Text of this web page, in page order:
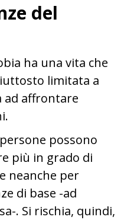
del
ha una vita che
limitata a
ad affrontare
possono
più in grado di
neanche per
di base -ad
. Si rischia, quindi,